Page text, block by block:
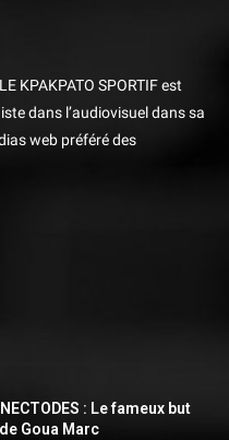
KPAKPATO SPORTIF est
dans l’audiovisuel dans sa
web préféré des
: Le fameux but
Goua Marc